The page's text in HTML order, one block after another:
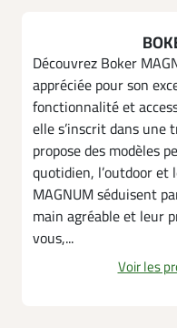
Découvrez Boker
appréciée pour son
fonctionnalité et
elle s’inscrit dans
propose des modèles
quotidien, l’outdoor et
MAGNUM séduisent
main agréable et leur
vous,...
Voir les